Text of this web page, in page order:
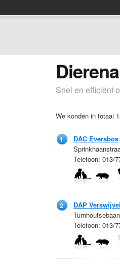
Snel en efficiënt
We konden in totaal
1
DAC Eversbos
Telefoon: 013/
2
DAP
Telefoon: 013/